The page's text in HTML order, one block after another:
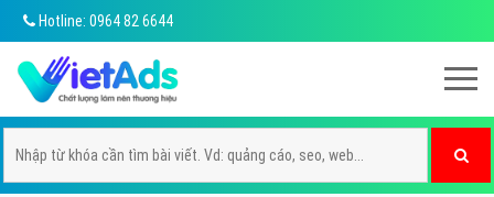
Hotline: 0964 82 6644